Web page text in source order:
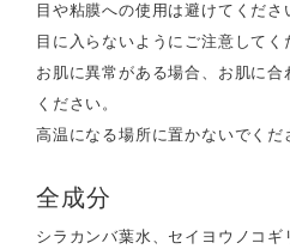
目や粘膜への使用は避けてくださ
目に入らないようにご注意してく
お肌に異常がある場合、お肌に
ください。
高温になる場所に置かないでくだ
全成分
シラカンバ葉水、セイヨウノコ